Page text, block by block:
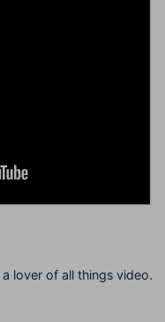
lover of all things video.